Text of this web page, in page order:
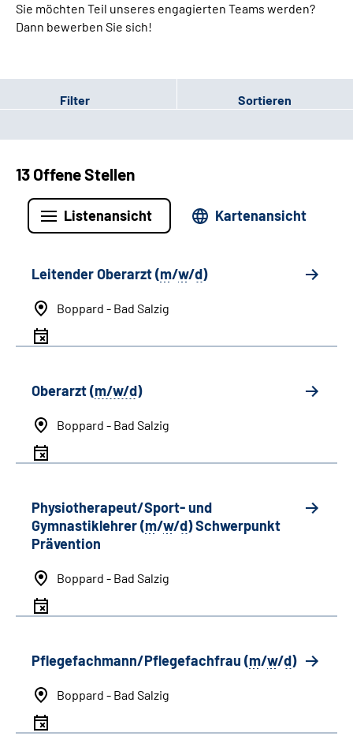
Sie möchten Teil unseres engagierten Teams werden?
Dann bewerben Sie sich!
Filter Sortieren
13 Offene Stellen
Listenansicht Kartenansicht
Leitender Oberarzt (m/w/d)
Boppard - Bad Salzig
Oberarzt (m/w/d)
Boppard - Bad Salzig
Physiotherapeut/Sport- und
Gymnastiklehrer (m/w/d) Schwerpunkt
Prävention
Boppard - Bad Salzig
Pflegefachmann/Pflegefachfrau (m/w/d)
Boppard - Bad Salzig